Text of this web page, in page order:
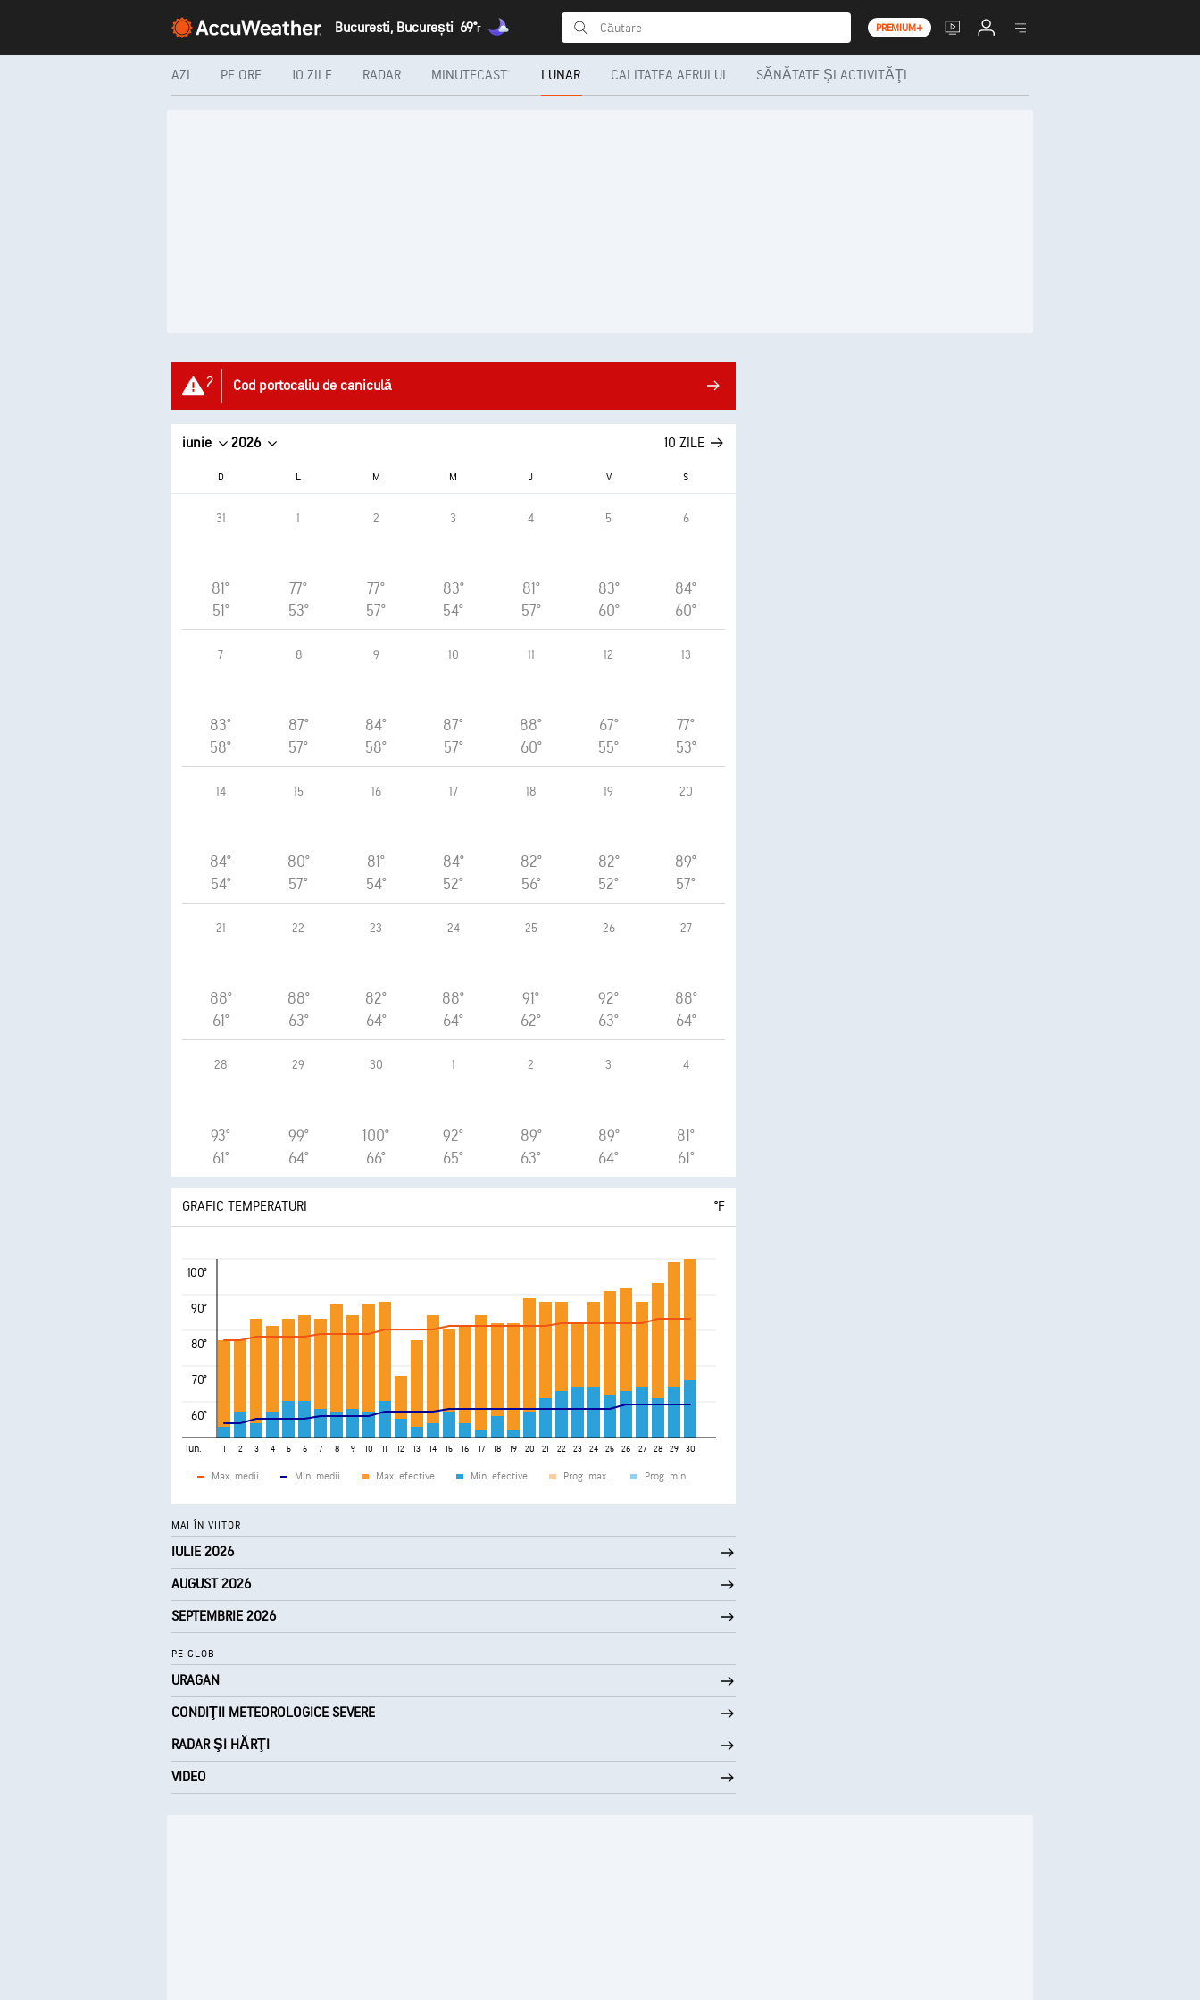
Bucuresti, București 69°F PREMIUM+
AZI PE ORE 10 ZILE RADAR MINUTECAST® LUNAR CALITATEA AERULUI SĂNĂTATE ŞI ACTIVITĂŢI
2 Cod portocaliu de caniculă
iunie 2026 10 ZILE
D L M M J V S
31
81°
51°
1
77°
53°
2
77°
57°
3
83°
54°
4
81°
57°
5
83°
60°
6
84°
60°
7
83°
58°
8
87°
57°
9
84°
58°
10
87°
57°
11
88°
60°
12
67°
55°
13
77°
53°
14
84°
54°
15
80°
57°
16
81°
54°
17
84°
52°
18
82°
56°
19
82°
52°
20
89°
57°
21
88°
61°
22
88°
63°
23
82°
64°
24
88°
64°
25
91°
62°
26
92°
63°
27
88°
64°
28
93°
61°
29
99°
64°
30
100°
66°
1
92°
65°
2
89°
63°
3
89°
64°
4
81°
61°
GRAFIC TEMPERATURI °F
100°
90°
80°
70°
60°
iun. 1 2 3 4 5 6 7 8 9 10 11 12 13 14 15 16 17 18 19 20 21 22 23 24 25 26 27 28 29 30
Max. medii Min. medii Max. efective Min. efective Prog. max. Prog. min.
MAI ÎN VIITOR
IULIE 2026
AUGUST 2026
SEPTEMBRIE 2026
PE GLOB
URAGAN
CONDIŢII METEOROLOGICE SEVERE
RADAR ŞI HĂRŢI
VIDEO